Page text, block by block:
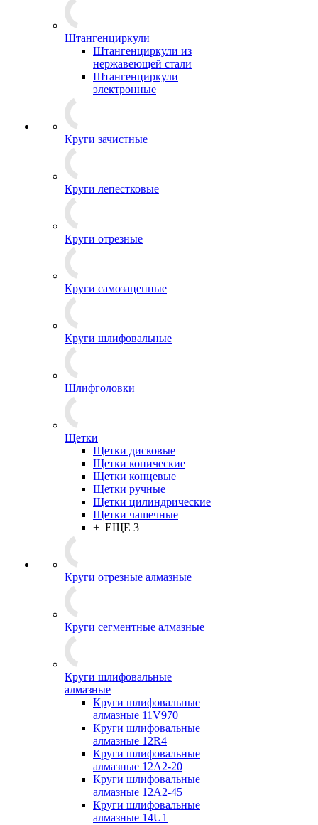
Штангенциркули
Штангенциркули из
нержавеющей стали
Штангенциркули
электронные
Круги зачистные
Круги лепестковые
Круги отрезные
Круги самозацепные
Круги шлифовальные
Шлифголовки
Щетки
Щетки дисковые
Щетки конические
Щетки концевые
Щетки ручные
Щетки цилиндрические
Щетки чашечные
+ ЕЩЕ 3
Круги отрезные алмазные
Круги сегментные алмазные
Круги шлифовальные
алмазные
Круги шлифовальные
алмазные 11V970
Круги шлифовальные
алмазные 12R4
Круги шлифовальные
алмазные 12А2-20
Круги шлифовальные
алмазные 12А2-45
Круги шлифовальные
алмазные 14U1